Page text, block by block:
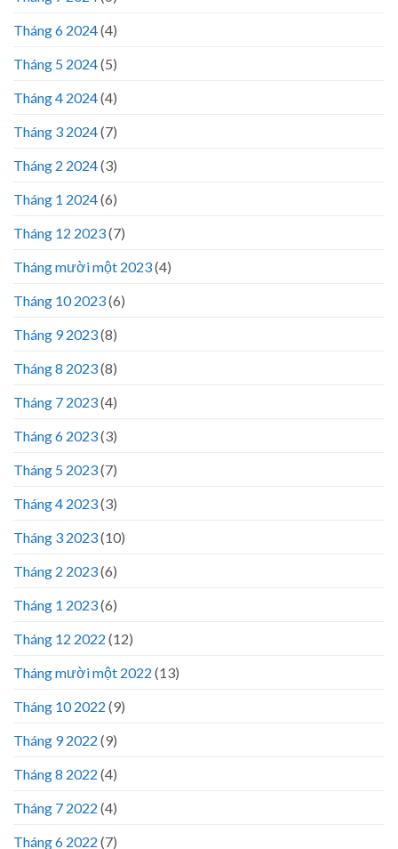
Tháng 6 2024(4)
Tháng 5 2024(5)
Tháng 4 2024(4)
Tháng 3 2024(7)
Tháng 2 2024(3)
Tháng 1 2024(6)
Tháng 12 2023(7)
Tháng mười một 2023(4)
Tháng 10 2023(6)
Tháng 9 2023(8)
Tháng 8 2023(8)
Tháng 7 2023(4)
Tháng 6 2023(3)
Tháng 5 2023(7)
Tháng 4 2023(3)
Tháng 3 2023(10)
Tháng 2 2023(6)
Tháng 1 2023(6)
Tháng 12 2022 (12)
Tháng mười một 2022 (13)
Tháng 10 2022 (9)
Tháng 9 2022 (9)
Tháng 8 2022 (4)
Tháng 7 2022 (4)
Tháng 6 2022 (7)